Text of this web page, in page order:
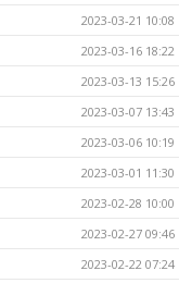
2023-03-21 10:08
2023-03-16 18:22
2023-03-13 15:26
2023-03-07 13:43
2023-03-06 10:19
2023-03-01 11:30
2023-02-28 10:00
2023-02-27 09:46
2023-02-22 07:24